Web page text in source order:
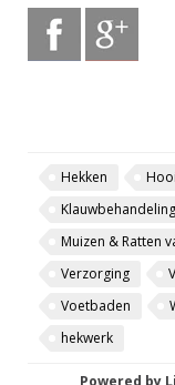
Hekken
Klauwbehandeling
Muizen & Ratten
Verzorging
Voetbaden
hekwerk